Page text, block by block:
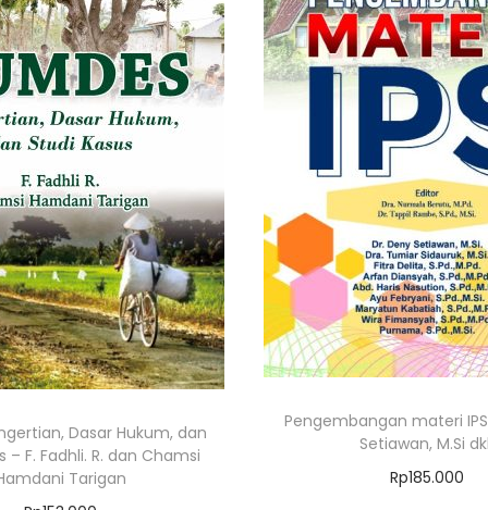
Dasar Hukum, dan
– F. Fadhli. R. dan Chamsi
Tarigan
Pengembangan materi
Setiawan, M.Si
Rp185.000